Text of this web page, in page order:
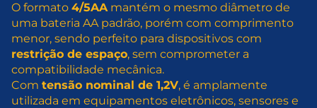
O formato 4/5AAmantém o mesmo diâmetro de
uma bateria AA padrão, porém com comprimento
menor, sendo perfeito para dispositivos com
restrição de espaço, sem comprometer a
compatibilidade mecânica.
Com tensão nominal de 1,2V, é amplamente
utilizada em equipamentos eletrônicos, sensores e